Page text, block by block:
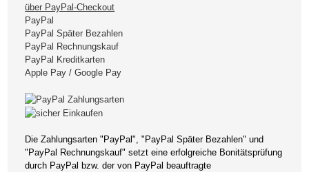
über PayPal-Checkout
PayPal
PayPal Später Bezahlen
PayPal Rechnungskauf
PayPal Kreditkarten
Apple Pay / Google Pay
Die Zahlungsarten "PayPal", "PayPal Später Bezahlen" und
"PayPal Rechnungskauf" setzt eine erfolgreiche Bonitätsprüfung
durch PayPal bzw. der von PayPal beauftragte